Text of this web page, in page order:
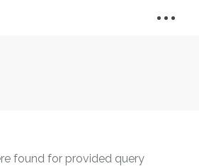
found for provided query